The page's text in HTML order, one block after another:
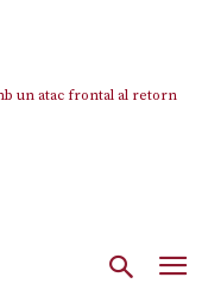
un atac frontal al retorn